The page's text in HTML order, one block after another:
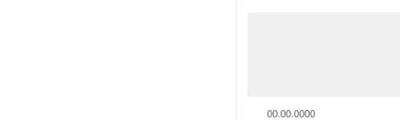
00.00.0000